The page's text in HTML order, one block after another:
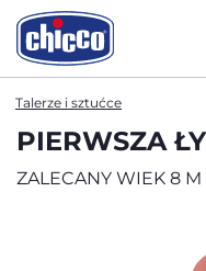
Talerze i sztućce
PIERWSZA
ZALECANY WIEK 8 M